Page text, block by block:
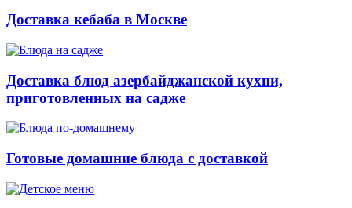
Доставка кебаба в Москве
Доставка блюд азербайджанской кухни,
приготовленных на садже
Готовые домашние блюда с доставкой